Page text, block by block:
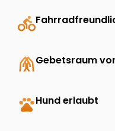
directions_bike
folded_handsGebetsraum
petsHund erlaubt